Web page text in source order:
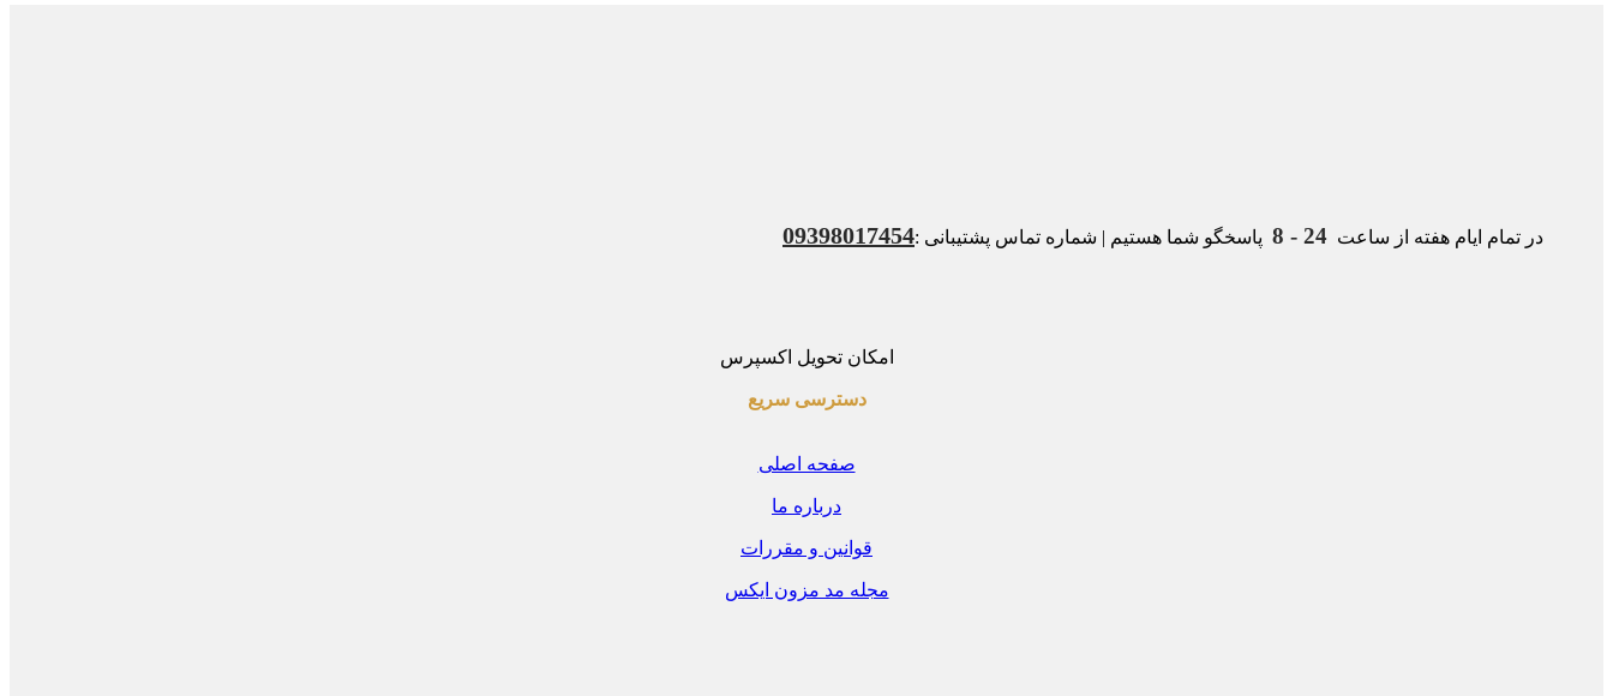
در تمام ایام هفته از ساعت 24 - 8 پاسخگو شما هستیم | شماره تماس پشتیبانی :09398017454
امکان تحویل اکسپرس
دسترسی سریع
صفحه اصلی
درباره ما
قوانین و مقررات
مجله مد مزون ایکس